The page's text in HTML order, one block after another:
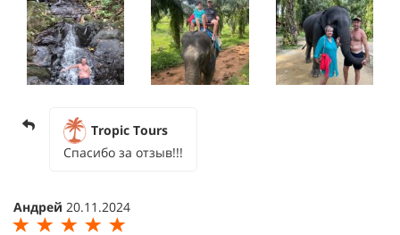
Tropic Tours
Спасибо за отзыв!!!
Андрей 20.11.2024